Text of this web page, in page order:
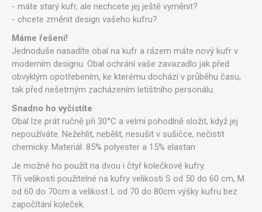
- máte starý kufr, ale nechcete jej ještě vyměnit?
- chcete změnit design vašeho kufru?
Máme řešení!
Jednoduše nasadíte obal na kufr a rázem máte nový kufr v
moderním designu. Obal ochrání vaše zavazadlo jak před
obvyklým opotřebením, ke kterému dochází v průběhu času,
tak před nešetrným zacházením letištního personálu.
Snadno ho vyčistíte
Obal lze prát ručně při 30°C a velmi pohodlně složit, když jej
nepoužíváte. Nežehlit, nebělit, nesušit v sušičce, nečistit
chemicky. Materiál: 85% polyester a 15% elastan
Je možné ho použít na dvou i čtyř kolečkové kufry.
Tři velikosti použitelné na kufry velikosti S od 50 do 60 cm, M
od 60 do 70cm a velikost L od 70 do 80cm výšky kufru bez
započítání koleček.